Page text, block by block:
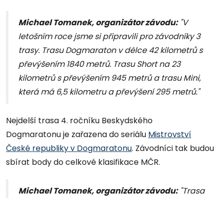
Michael Tomanek, organizátor závodu:"V
letošním roce jsme si připravili pro závodníky 3
trasy. Trasu Dogmaraton v délce 42 kilometrů s
převýšením 1840 metrů. Trasu Short na 23
kilometrů s převýšením 945 metrů a trasu Mini,
která má 6,5 kilometru a převýšení 295 metrů."
Nejdelší trasa 4. ročníku Beskydského
Dogmaratonu je zařazena do seriálu Mistrovství
České republiky v Dogmaratonu. Závodníci tak budou
sbírat body do celkové klasifikace MČR.
Michael Tomanek, organizátor závodu:"Trasa